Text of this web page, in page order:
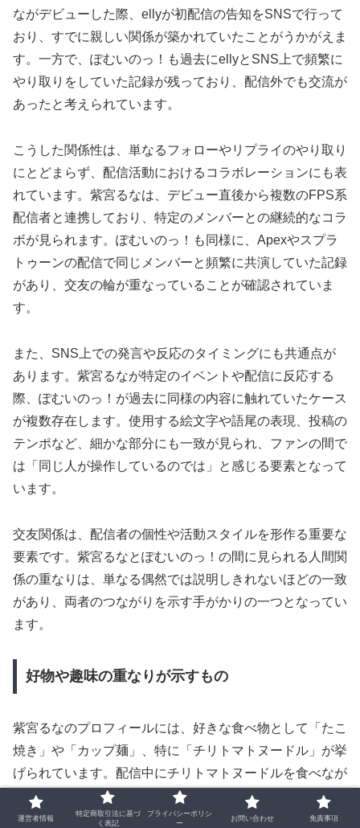
ながデビューした際、ellyが初配信の告知をSNSで行って
おり、すでに親しい関係が築かれていたことがうかがえま
す。一方で、ぽむいのっ！も過去にellyとSNS上で頻繁に
やり取りをしていた記録が残っており、配信外でも交流が
あったと考えられています。
こうした関係性は、単なるフォローやリプライのやり取り
にとどまらず、配信活動におけるコラボレーションにも表
れています。紫宮るなは、デビュー直後から複数のFPS系
配信者と連携しており、特定のメンバーとの継続的なコラ
ボが見られます。ぽむいのっ！も同様に、Apexやスプラ
トゥーンの配信で同じメンバーと頻繁に共演していた記録
があり、交友の輪が重なっていることが確認されていま
す。
また、SNS上での発言や反応のタイミングにも共通点が
あります。紫宮るなが特定のイベントや配信に反応する
際、ぽむいのっ！が過去に同様の内容に触れていたケース
が複数存在します。使用する絵文字や語尾の表現、投稿の
テンポなど、細かな部分にも一致が見られ、ファンの間で
は「同じ人が操作しているのでは」と感じる要素となって
います。
交友関係は、配信者の個性や活動スタイルを形作る重要な
要素です。紫宮るなとぽむいのっ！の間に見られる人間関
係の重なりは、単なる偶然では説明しきれないほどの一致
があり、両者のつながりを示す手がかりの一つとなってい
ます。
好物や趣味の重なりが示すもの
紫宮るなのプロフィールには、好きな食べ物として「たこ
焼き」や「カップ麺」、特に「チリトマトヌードル」が挙
げられています。配信中にチリトマトヌードルを食べなが
ら実況する場面もあり、味へのこだわりや食べ方のクセま
で含めて、視聴者の印象に残るほどの愛着を見せていま
運営者情報
特定商取引法に基づ
く表記
プライバシーポリシ
ー
お問い合わせ 免責事項